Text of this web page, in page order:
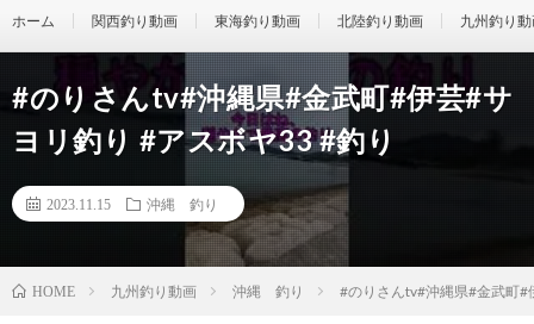
ホーム 関西釣り動画 東海釣り動画 北陸釣り動画 九州釣り
#のりさんtv#沖縄県#金武町#伊芸#サ
ヨリ釣り #アスボヤ33 #釣り
2023.11.15 沖縄 釣り
HOME 九州釣り動画 沖縄 釣り #のりさんtv#沖縄県#金武町#